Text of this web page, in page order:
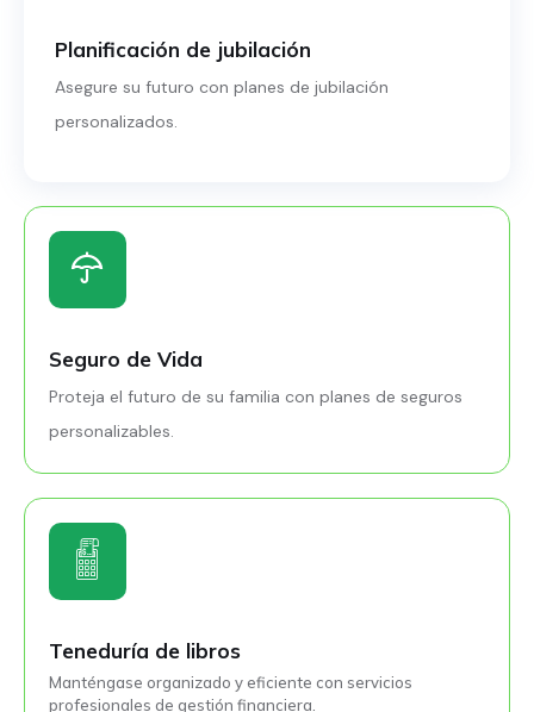
Planificación de jubilación
Asegure su futuro con planes de jubilación
personalizados.
Seguro de Vida
Proteja el futuro de su familia con planes de seguros
personalizables.
Teneduría de libros
Manténgase organizado y eficiente con servicios
profesionales de gestión financiera.